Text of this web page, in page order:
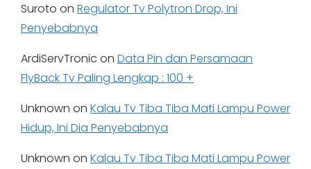
Suroto on Regulator Tv Polytron Drop, Ini
Penyebabnya
ArdiServTronic on Data Pin dan Persamaan
FlyBack Tv Paling Lengkap : 100 +
Unknown on Kalau Tv Tiba Tiba Mati Lampu Power
Hidup, Ini Dia Penyebabnya
Unknown on Kalau Tv Tiba Tiba Mati Lampu Power